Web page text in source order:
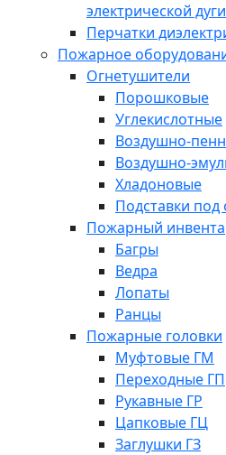
электрической дуги
Перчатки
Пожарное
Огнетушители
Порошковые
Углекислотные
Воздушно-
Воздушно-
Хладоновые
Подставки под
Пожарный
Багры
Ведра
Лопаты
Ранцы
Пожарные головки
Муфтовые ГМ
Переходные ГП
Рукавные ГР
Цапковые ГЦ
Заглушки ГЗ